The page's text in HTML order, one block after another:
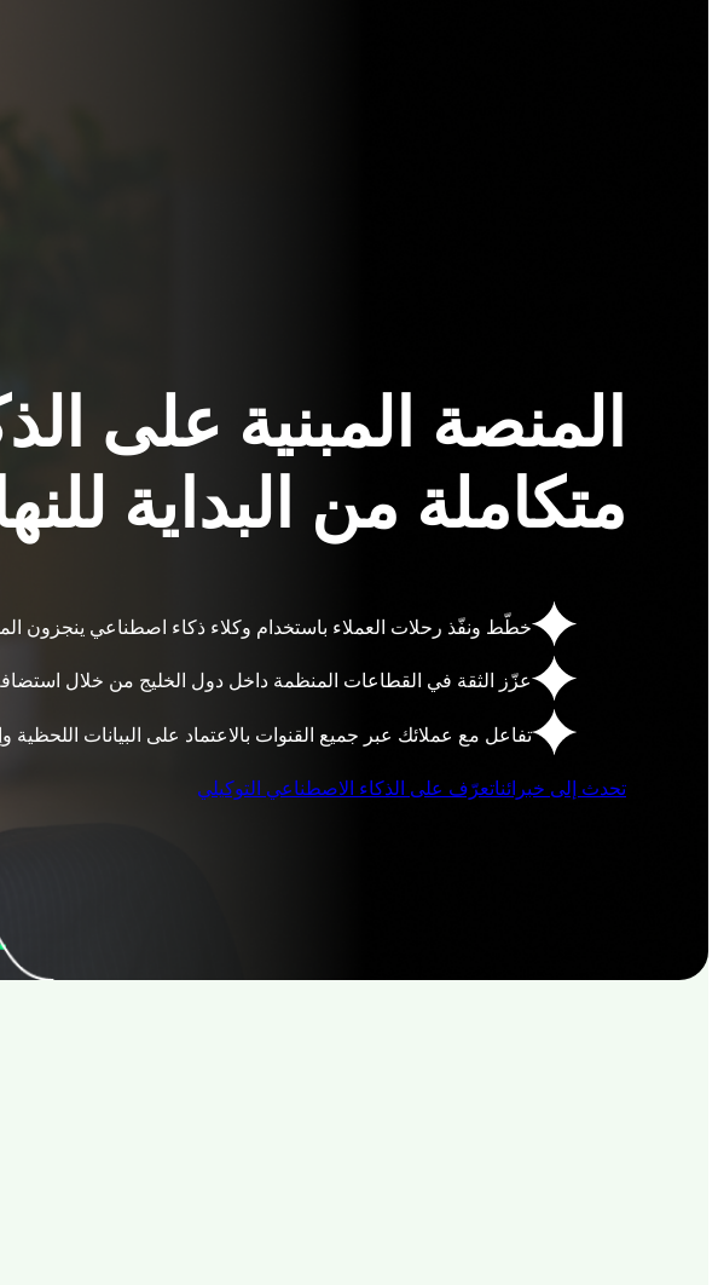
المنصة المبنية على
متكاملة من البداية
خطّط ونفّذ رحلات العملاء باستخدام وكلاء ذكاء اصطناعي ينجزون
عزّز الثقة في القطاعات المنظمة داخل دول الخليج من خلال
تفاعل مع عملائك عبر جميع القنوات بالاعتماد على البيانات اللحظية
تحدث إلى خبرائناتعرّف على الذكاء الاصطناعي التوكيلي